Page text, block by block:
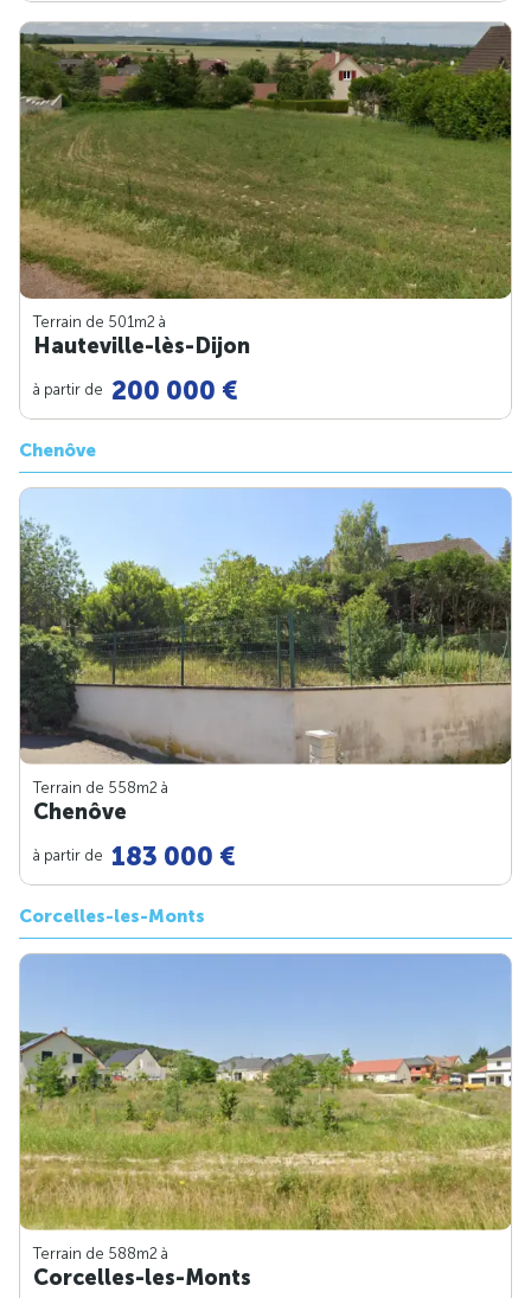
Terrain de 501m2 à
Hauteville-lès-Dijon
à partir de 200 000 €
Chenôve
Terrain de 558m2 à
Chenôve
à partir de 183 000 €
Corcelles-les-Monts
Terrain de 588m2 à
Corcelles-les-Monts